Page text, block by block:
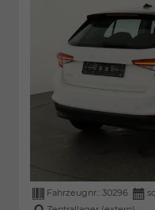
Fahrzeugnr.: 30296